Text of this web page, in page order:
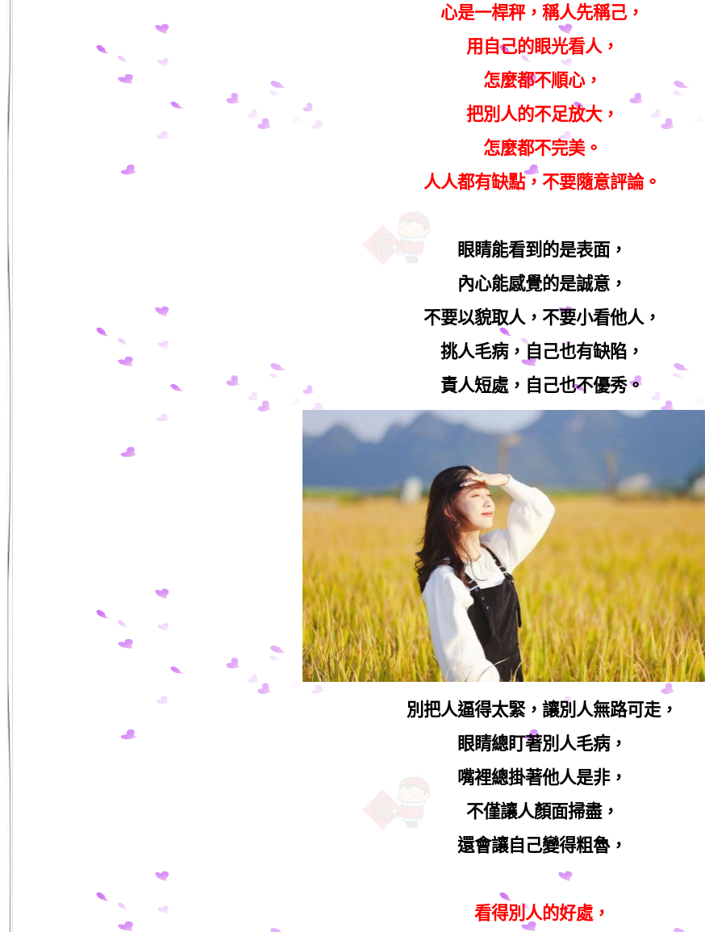
心是一桿秤，稱人先稱己，
用自己的眼光看人，
怎麼都不順心，
把別人的不足放大，
怎麼都不完美。
人人都有缺點，不要隨意評論。
眼睛能看到的是表面，
內心能感覺的是誠意，
不要以貌取人，不要小看他人，
挑人毛病，自己也有缺陷，
責人短處，自己也不優秀。
別把人逼得太緊，讓別人無路可走，
眼睛總盯著別人毛病，
嘴裡總掛著他人是非，
不僅讓人顏面掃盡，
還會讓自己變得粗魯，
看得別人的好處，